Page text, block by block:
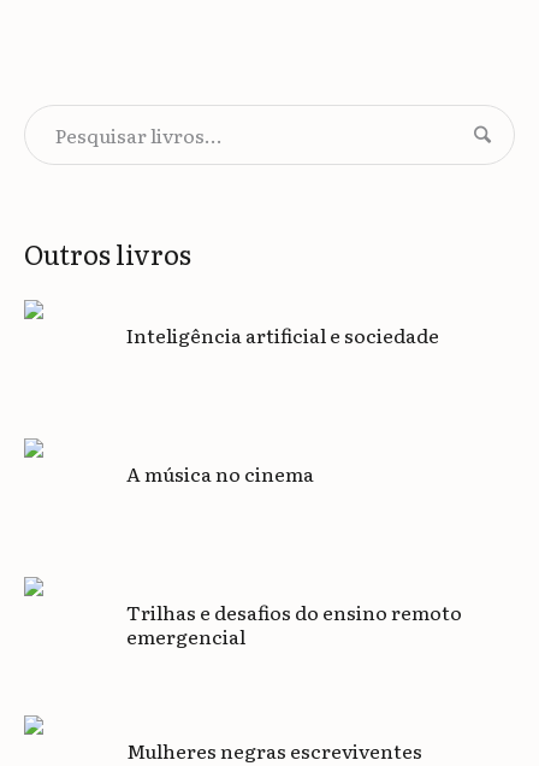
Outros livros
Inteligência artificial e sociedade
A música no cinema
Trilhas e desafios do ensino remoto
emergencial
Mulheres negras escreviventes